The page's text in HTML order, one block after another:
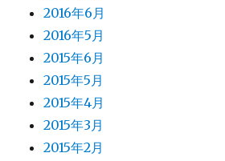
2016年6月
2016年5月
2015年6月
2015年5月
2015年4月
2015年3月
2015年2月